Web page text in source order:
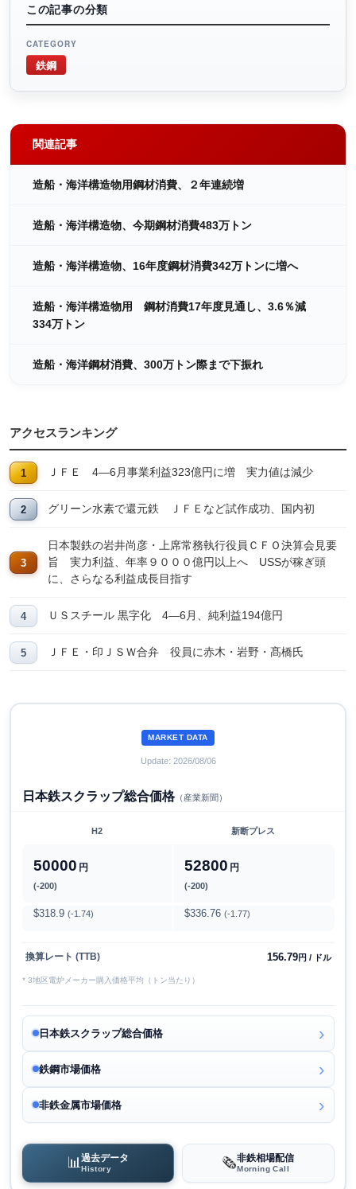
この記事の分類
CATEGORY
鉄鋼
関連記事
造船・海洋構造物用鋼材消費、２年連続増
造船・海洋構造物、今期鋼材消費483万トン
造船・海洋構造物、16年度鋼材消費342万トンに増へ
造船・海洋構造物用 鋼材消費17年度見通し、3.6％減
334万トン
造船・海洋鋼材消費、300万トン際まで下振れ
アクセスランキング
ＪＦＥ 4―6月事業利益323億円に増 実力値は減少
グリーン水素で還元鉄 ＪＦＥなど試作成功、国内初
日本製鉄の岩井尚彦・上席常務執行役員ＣＦＯ決算会見要
旨 実力利益、年率９０００億円以上へ USSが稼ぎ頭
に、さらなる利益成長目指す
ＵＳスチール 黒字化 4―6月、純利益194億円
ＪＦＥ・印ＪＳＷ合弁 役員に赤木・岩野・髙橋氏
MARKET DATA
Update: 2026/08/06
日本鉄スクラップ総合価格（産業新聞）
H2 新断プレス
50000 円
(-200)
52800 円
(-200)
$318.9 (-1.74) $336.76 (-1.77)
換算レート (TTB) 156.79円 / ドル
* 3地区電炉メーカー購入価格平均（トン当たり）
日本鉄スクラップ総合価格
鉄鋼市場価格
非鉄金属市場価格
📊過去データ
History 🗞️非鉄相場配信
Morning Call